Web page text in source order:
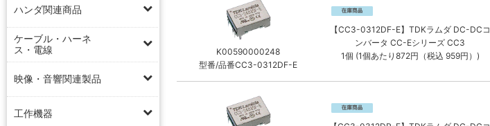
ハンダ関連商品
ケーブル・ハーネ
ス・電線
映像・音響関連製品
工作機器
K00590000248
型番/品番CC3-0312DF-E
【CC3-0312DF-E】TDKラムダ DC-DCコ
ンバータ CC-Eシリーズ CC3
1個 (1個あたり872円（税込 959円）)